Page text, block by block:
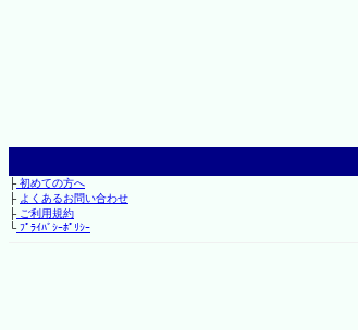
├初めての方へ
├ よくあるお問い合わせ
├ご利用規約
└ﾌﾟﾗｲﾊﾞｼｰﾎﾟﾘｼｰ